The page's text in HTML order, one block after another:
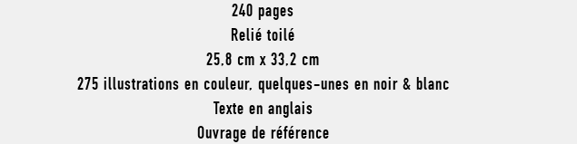
240 pages
Relié toilé
25,8 cm x 33,2 cm
275 illustrations en couleur, quelques-unes en noir & blanc
Texte en anglais
Ouvrage de référence